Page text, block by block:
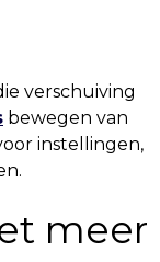
verschuiving
bewegen van
instellingen,
meer